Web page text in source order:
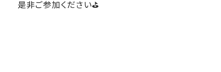
是非ご参加ください⛳